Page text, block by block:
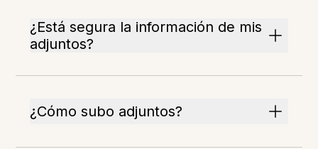
¿Está segura la información de mis
adjuntos?
¿Cómo subo adjuntos?